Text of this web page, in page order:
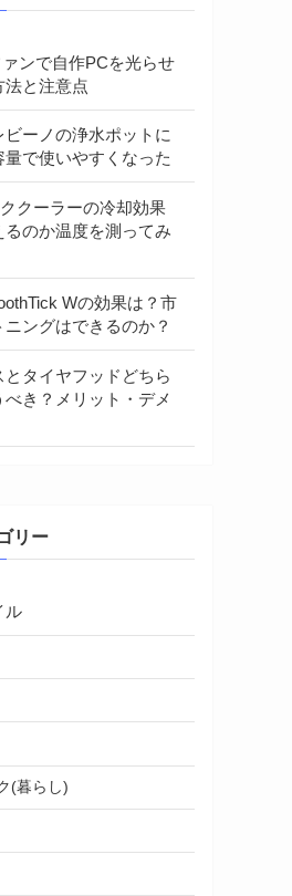
ンで自作PCを光らせ
法と注意点
ーノの浄水ポットに
で使いやすくなった
ククーラーの冷却効果
るのか温度を測ってみ
Wの効果は？市
ングはできるのか？
タイヤフッドどちら
き？メリット・デメ
リー
ル
(暮らし)